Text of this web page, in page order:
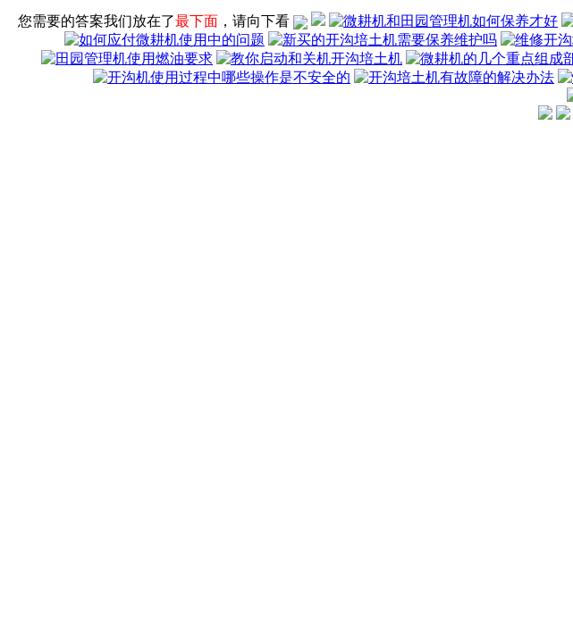
您需要的答案我们放在了最下面 ，请向下看